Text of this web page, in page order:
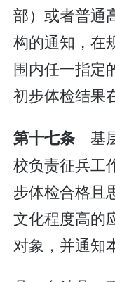
部）或者普通
构的通知，在
围内任一指定
初步体检结果
第十七条 基
校负责征兵工
步体检合格且
文化程度高的
对象，并通知